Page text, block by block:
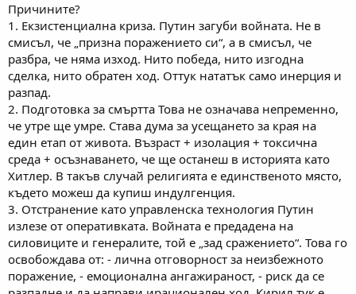
Причините?
1. Екзистенциална криза. Путин загуби войната. Не в
смисъл, че „призна поражението си“, а в смисъл, че
разбра, че няма изход. Нито победа, нито изгодна
сделка, нито обратен ход. Оттук нататък само инерция и
разпад.
2. Подготовка за смъртта Това не означава непременно,
че утре ще умре. Става дума за усещането за края на
един етап от живота. Възраст + изолация + токсична
среда + осъзнаването, че ще останеш в историята като
Хитлер. В такъв случай религията е единственото място,
където можеш да купиш индулгенция.
3. Отстранение като управленска технология Путин
излезе от оперативката. Войната е предадена на
силовиците и генералите, той е „зад сражението“. Това го
освобождава от: - лична отговорност за неизбежното
поражение, - емоционална ангажираност, - риск да се